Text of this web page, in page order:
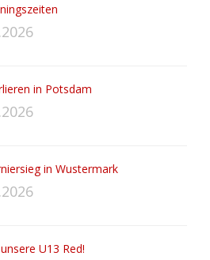
in Potsdam
in Wustermark
U13 Red!